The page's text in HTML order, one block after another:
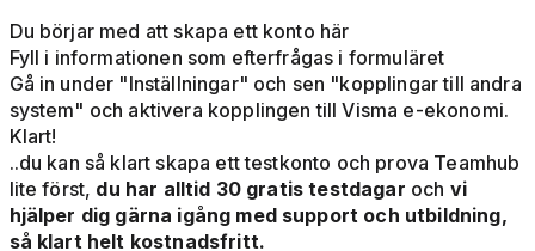
Du börjar med att skapa ett konto här
Fyll i informationen som efterfrågas i formuläret
Gå in under "Inställningar" och sen "kopplingar till andra
system" och aktivera kopplingen till Visma e-ekonomi.
Klart!
..du kan så klart skapa ett testkonto och prova Teamhub
lite först, du har alltid 30 gratis testdagar och vi
hjälper dig gärna igång med support och utbildning,
så klart helt kostnadsfritt.